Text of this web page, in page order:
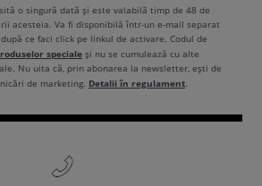
o singură dată și este valabilă timp de 48 de
acesteia. Va fi disponibilă într-un e-mail separat
ce faci click pe linkul de activare. Codul de
speciale și nu se cumulează cu alte
Nu uita că, prin abonarea la newsletter, ești de
de marketing. Detalii în regulament.